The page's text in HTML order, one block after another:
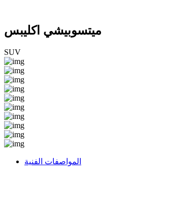
ميتسوبيشي اكليبس
SUV
المواصفات الفنية